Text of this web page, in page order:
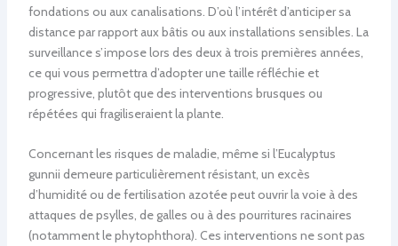
fondations ou aux canalisations. D’où l’intérêt d’anticiper sa
distance par rapport aux bâtis ou aux installations sensibles. La
surveillance s’impose lors des deux à trois premières années,
ce qui vous permettra d’adopter une taille réfléchie et
progressive, plutôt que des interventions brusques ou
répétées qui fragiliseraient la plante.
Concernant les risques de maladie, même si l’Eucalyptus
gunnii demeure particulièrement résistant, un excès
d’humidité ou de fertilisation azotée peut ouvrir la voie à des
attaques de psylles, de galles ou à des pourritures racinaires
(notamment le phytophthora). Ces interventions ne sont pas